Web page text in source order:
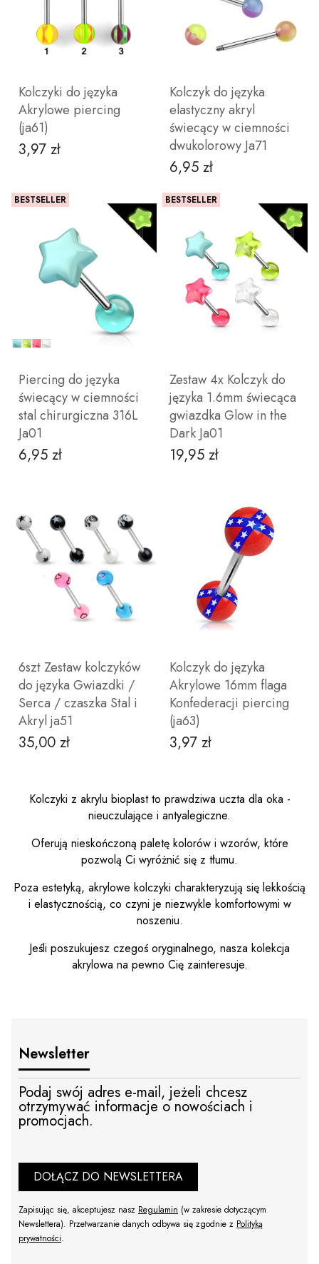
DO KOSZYKA ZOBACZ PRODUKT
Kolczyki do języka
Akrylowe piercing
(ja61)
Cena
3,97 zł
ZOBACZ PRODUKT
Kolczyk do języka
elastyczny akryl
świecący w ciemności
dwukolorowy Ja71
Cena
6,95 zł
ZOBACZ PRODUKT
BESTSELLER
Piercing do języka
świecący w ciemności
stal chirurgiczna 316L
Ja01
Cena
6,95 zł
ZOBACZ PRODUKT
BESTSELLER
Zestaw 4x Kolczyk do
języka 1.6mm świecąca
gwiazdka Glow in the
Dark Ja01
Cena
19,95 zł
DO KOSZYKA
6szt Zestaw kolczyków
do języka Gwiazdki /
Serca / czaszka Stal i
Akryl ja51
Cena
35,00 zł
Kolczyk do języka
Akrylowe 16mm flaga
Konfederacji piercing
(ja63)
Cena
3,97 zł
DO KOSZYKA
Kolczyki z akrylu bioplast to prawdziwa uczta dla oka -
nieuczulające i antyalegiczne.
Oferują nieskończoną paletę kolorów i wzorów, które
pozwolą Ci wyróżnić się z tłumu.
Poza estetyką, akrylowe kolczyki charakteryzują się lekkością
i elastycznością, co czyni je niezwykle komfortowymi w
noszeniu.
Jeśli poszukujesz czegoś oryginalnego, nasza kolekcja
akrylowa na pewno Cię zainteresuje.
Newsletter
Podaj swój adres e-mail, jeżeli chcesz
otrzymywać informacje o nowościach i
promocjach.
DOŁĄCZ DO NEWSLETTERA
Zapisując się, akceptujesz nasz Regulamin (w zakresie dotyczącym
Newslettera). Przetwarzanie danych odbywa się zgodnie z Polityką
prywatności.